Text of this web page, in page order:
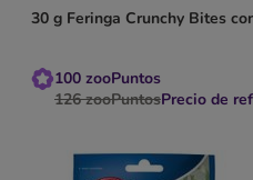
30 g Feringa Crunchy Bites
100 zooPuntos
126 zooPuntosPrecio de